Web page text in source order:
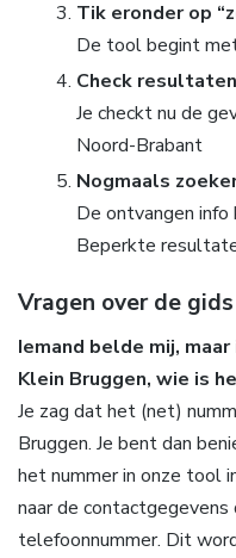
Tik eronder op
De tool begint
Check resultaten
Je checkt nu de
Noord-Brabant
Nogmaals
De ontvangen info
Beperkte
Vragen over de gids
Iemand belde mij,
Klein Bruggen, wie is
Je zag dat het (net)
Bruggen. Je bent dan
het nummer in onze tool
naar de
telefoonnummer. Dit